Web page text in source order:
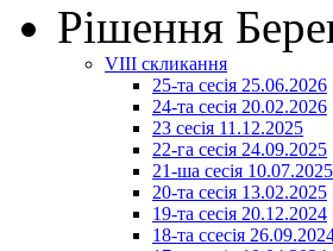
Рішення
VIII скликання
25-та сесія 25.06.2026
24-та сесія 20.02.2026
23 сесія 11.12.2025
22-га сесія 24.09.2025
21-ша сесія 10.07.2025
20-та сесія 13.02.2025
19-та сесія 20.12.2024
18-та ссесія